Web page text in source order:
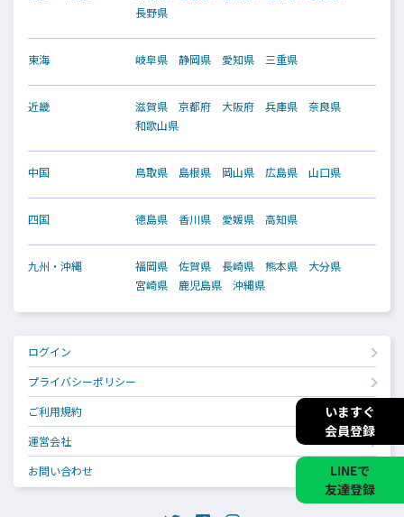
いますぐ
会員登録
LINEで
友達登録
長野県
東海 岐阜県 静岡県 愛知県 三重県
近畿 滋賀県 京都府 大阪府 兵庫県
奈良県
和歌山県
中国 鳥取県 島根県 岡山県 広島県 山口県
四国 徳島県 香川県 愛媛県 高知県
九州・沖縄 福岡県 佐賀県 長崎県 熊本県
大分県
宮崎県
鹿児島県 沖縄県
ログイン
プライバシーポリシー
ご利用規約
運営会社
お問い合わせ